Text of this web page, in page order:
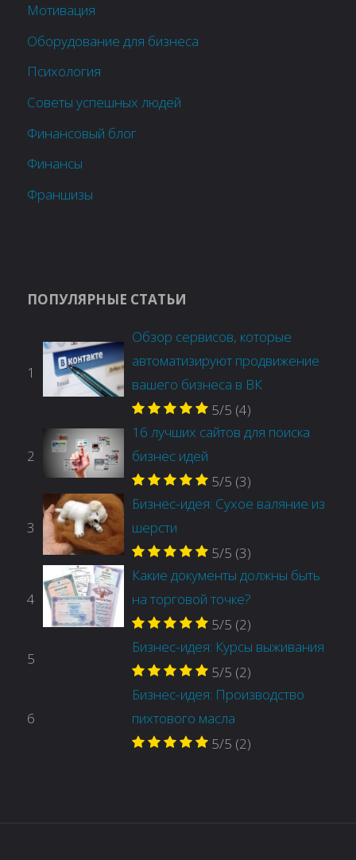
Мотивация
Оборудование для бизнеса
Психология
Советы успешных людей
Финансовый блог
Финансы
Франшизы
ПОПУЛЯРНЫЕ СТАТЬИ
1
Обзор сервисов, которые
автоматизируют продвижение
вашего бизнеса в ВК
5/5 (4)
2
16 лучших сайтов для поиска
бизнес идей
5/5 (3)
3
Бизнес-идея: Сухое валяние из
шерсти
5/5 (3)
4
Какие документы должны быть
на торговой точке?
5/5 (2)
5
Бизнес-идея: Курсы выживания
5/5 (2)
6
Бизнес-идея: Производство
пихтового масла
5/5 (2)